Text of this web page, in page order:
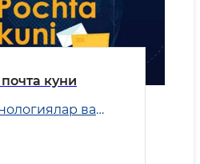
куни
ва